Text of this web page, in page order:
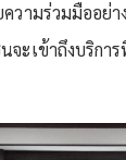
วามร่วมมืออย่
จะเข้าถึงบริกา